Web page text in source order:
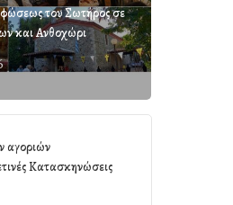
του Σωτήρος σε
και Ανθοχώρι
αγοριών
Κατασκηνώσεις